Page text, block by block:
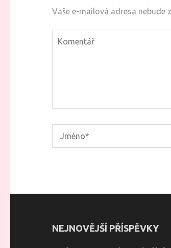
Vaše e-mailová adresa nebude
NEJNOVĚJŠÍ PŘÍSPĚVKY